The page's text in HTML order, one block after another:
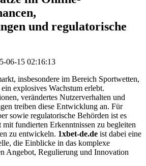
und regulatorische
06-15 02:16:13
insbesondere im Bereich Sportwetten,
explosives Wachstum erlebt.
verändertes Nutzerverhalten und
treiben diese Entwicklung an. Für
sowie regulatorische Behörden ist es
fundierten Erkenntnissen zu begleiten
zu entwickeln. 1xbet-de.de ist dabei eine
die Einblicke in das komplexe
Angebot, Regulierung und Innovation